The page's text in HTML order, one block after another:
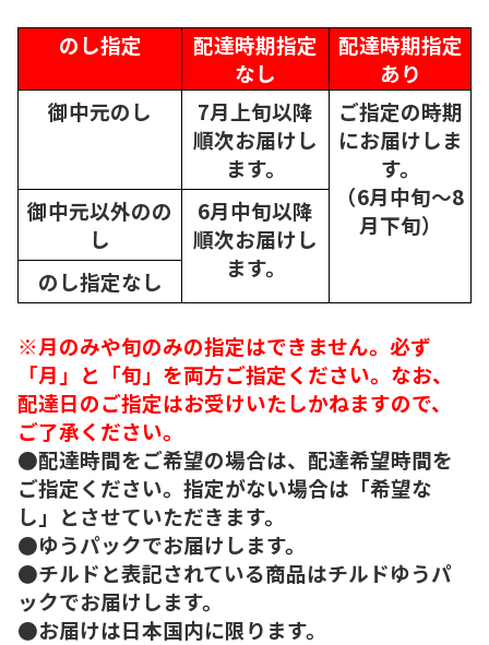
のし指定
配達時期指定
なし
配達時期指定
あり
御中元のし
7月上旬以降
順次お届けし
ます。
ご指定の時期
にお届けしま
す。
（6月中旬～8
月下旬）
御中元以外のの
し
6月中旬以降
順次お届けし
ます。
のし指定なし
※月のみや旬のみの指定はできません。必ず
「月」と「旬」を両方ご指定ください。なお、
配達日のご指定はお受けいたしかねますので、
ご了承ください。
●配達時間をご希望の場合は、配達希望時間を
ご指定ください。指定がない場合は「希望な
し」とさせていただきます。
●ゆうパックでお届けします。
●チルドと表記されている商品はチルドゆうパ
ックでお届けします。
●お届けは日本国内に限ります。